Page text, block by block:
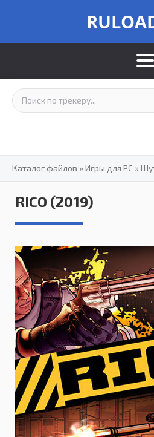
Каталог файлов »Игры для PC »
RICO (2019)